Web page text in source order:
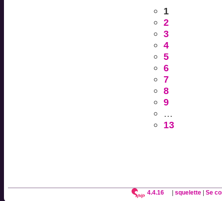
1
2
3
4
5
6
7
8
9
…
13
4.4.16 |squelette |Se